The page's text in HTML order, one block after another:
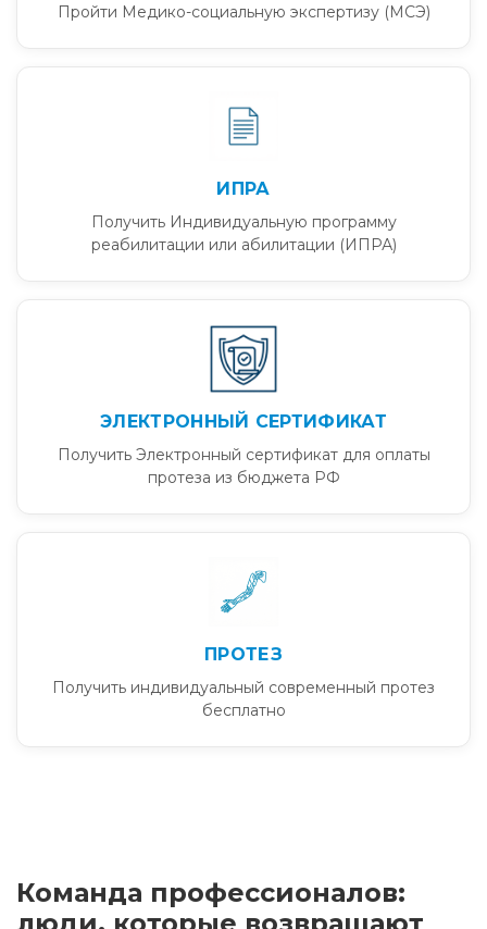
Пройти Медико-социальную экспертизу (МСЭ)
ИПРА
Получить Индивидуальную программу
реабилитации или абилитации (ИПРА)
ЭЛЕКТРОННЫЙ СЕРТИФИКАТ
Получить Электронный сертификат для оплаты
протеза из бюджета РФ
ПРОТЕЗ
Получить индивидуальный современный протез
бесплатно
Команда профессионалов: